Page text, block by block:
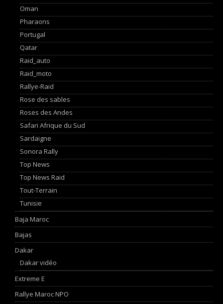
Oman
Pharaons
Portugal
Qatar
Raid_auto
Raid_moto
Rallye-Raid
Rose des sables
Roses des Andes
Safari Afrique du Sud
Sardaigne
Sonora Rally
Top News
Top News Raid
Tout-Terrain
Tunisie
Baja Maroc
Bajas
Dakar
Dakar vidéo
Extreme E
Rallye Maroc NPO